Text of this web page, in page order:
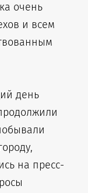
очень
и всем
день
на пресс-